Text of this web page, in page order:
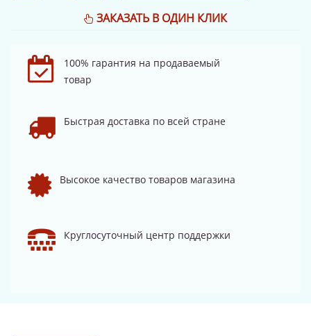
ЗАКАЗАТЬ В ОДИН КЛИК
100% гарантия на продаваемый
товар
Быстрая доставка по всей стране
Высокое качество товаров магазина
Круглосуточный центр поддержки